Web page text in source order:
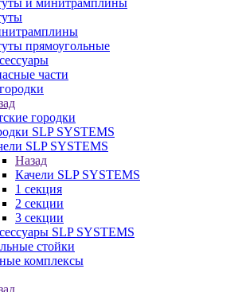
и минитрамплины
прямоугольные
части
городки
SLP SYSTEMS
SLP SYSTEMS
Назад
Качели SLP SYSTEMS
1 секция
2 секции
3 секции
SLP SYSTEMS
стойки
комплексы